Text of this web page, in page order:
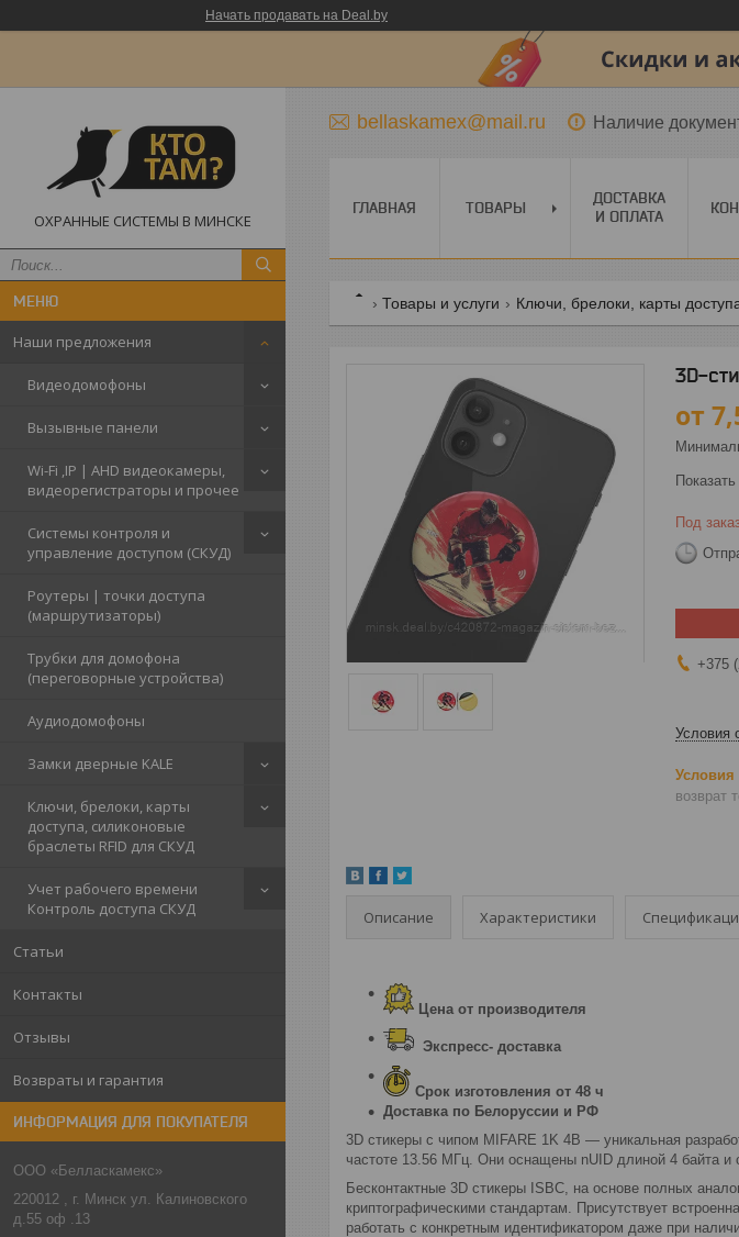
Начать продавать на Deal.by
ОХРАННЫЕ СИСТЕМЫ В МИНСКЕ
Наши предложения
Видеодомофоны
Вызывные панели
Wi-Fi ,IP | AHD видеокамеры,
видеорегистраторы и прочее
Системы контроля и
управление доступом (СКУД)
Роутеры | точки доступа
(маршрутизаторы)
Трубки для домофона
(переговорные устройства)
Аудиодомофоны
Замки дверные KALE
Ключи, брелоки, карты
доступа, силиконовые
браслеты RFID для СКУД
Учет рабочего времени
Контроль доступа СКУД
Статьи
Контакты
Отзывы
Возвраты и гарантия
ИНФОРМАЦИЯ ДЛЯ ПОКУПАТЕЛЯ
ООО «Белласкамекс»
220012 , г. Минск ул. Калиновского
д.55 оф .13
bellaskamex@mail.ru Наличие
ГЛАВНАЯ ТОВАРЫ
ДОСТАВКА
И ОПЛАТА
Товары и услуги Ключи, брелоки, карты
3D-
от
Под
+375
Условия
возврат
Описание Характеристики
Цена от производителя
Экспресс- доставка
Срок изготовления от 48 ч
Доставка по Белоруссии и РФ
3D стикеры с чипом MIFARE 1K 4B — уникальная
частоте 13.56 МГц. Они оснащены nUID длиной 4 байта
Бесконтактные 3D стикеры ISBC, на основе полных
криптографическими стандартам. Присутствует
работать с конкретным идентификатором даже при